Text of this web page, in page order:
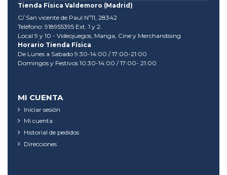
Tienda Física Valdemoro (Madrid)
C/ San vicente de Paul Nº11, 28342
Teléfono: 918955395 Ext. 1 y 2.
Local 9 y 10 - Videojuegos, Manga, Cine y Merchandising
Horario Tienda Física
De Lunes a Sabado 9:30-14:00 / 17:00-21:00
Domingos y Festivos 10:30-14:00 / 17:00- 21:00
MI CUENTA
Iniciar sesión
Mi cuenta
Historial de pedidos
Direcciones